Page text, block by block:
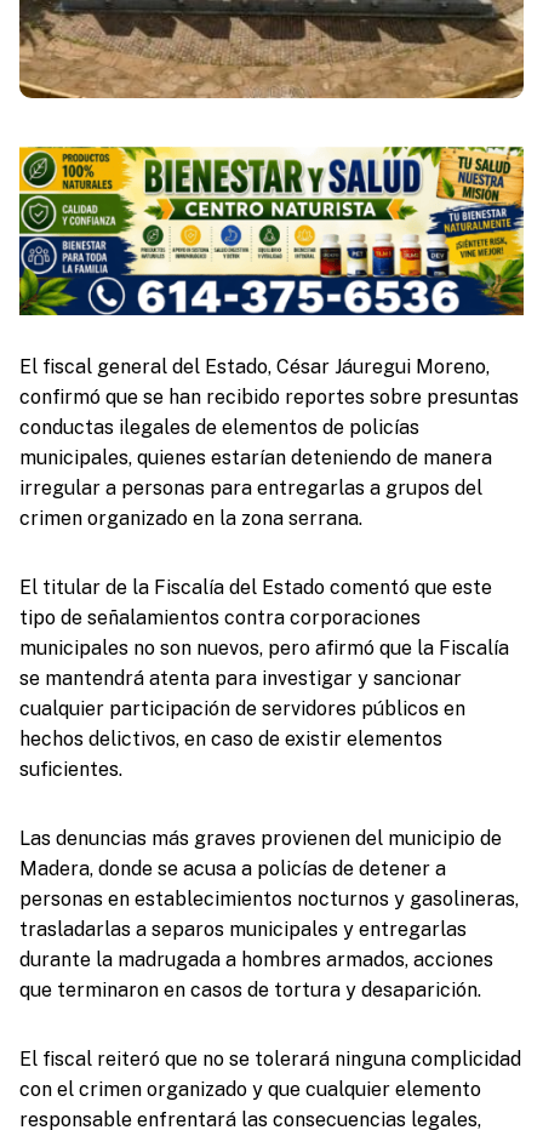
El fiscal general del Estado, César Jáuregui Moreno,
confirmó que se han recibido reportes sobre presuntas
conductas ilegales de elementos de policías
municipales, quienes estarían deteniendo de manera
irregular a personas para entregarlas a grupos del
crimen organizado en la zona serrana.
El titular de la Fiscalía del Estado comentó que este
tipo de señalamientos contra corporaciones
municipales no son nuevos, pero afirmó que la Fiscalía
se mantendrá atenta para investigar y sancionar
cualquier participación de servidores públicos en
hechos delictivos, en caso de existir elementos
suficientes.
Las denuncias más graves provienen del municipio de
Madera, donde se acusa a policías de detener a
personas en establecimientos nocturnos y gasolineras,
trasladarlas a separos municipales y entregarlas
durante la madrugada a hombres armados, acciones
que terminaron en casos de tortura y desaparición.
El fiscal reiteró que no se tolerará ninguna complicidad
con el crimen organizado y que cualquier elemento
responsable enfrentará las consecuencias legales,